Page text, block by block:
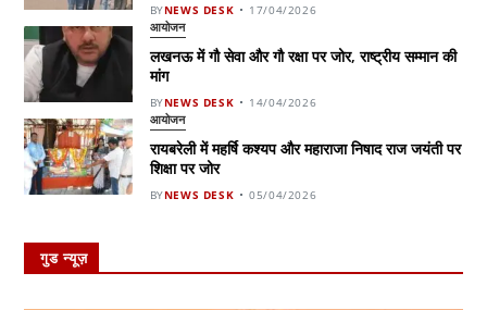
BYNEWS DESK 17/04/2026
आयोजन
लखनऊ में गौ सेवा और गौ रक्षा पर जोर, राष्ट्रीय सम्मान की
मांग
BYNEWS DESK 14/04/2026
आयोजन
रायबरेली में महर्षि कश्यप और महाराजा निषाद राज जयंती पर
शिक्षा पर जोर
BYNEWS DESK 05/04/2026
गुड न्यूज़